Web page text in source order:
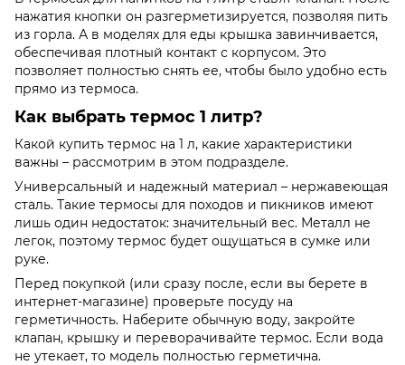
нажатия кнопки он разгерметизируется, позволяя пить
из горла. А в моделях для еды крышка завинчивается,
обеспечивая плотный контакт с корпусом. Это
позволяет полностью снять ее, чтобы было удобно есть
прямо из термоса.
Как выбрать термос 1 литр?
Какой купить термос на 1 л, какие характеристики
важны – рассмотрим в этом подразделе.
Универсальный и надежный материал – нержавеющая
сталь. Такие термосы для походов и пикников имеют
лишь один недостаток: значительный вес. Металл не
легок, поэтому термос будет ощущаться в сумке или
руке.
Перед покупкой (или сразу после, если вы берете в
интернет-магазине) проверьте посуду на
герметичность. Наберите обычную воду, закройте
клапан, крышку и переворачивайте термос. Если вода
не утекает, то модель полностью герметична.